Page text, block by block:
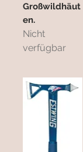
Großwildhäut
en.
Nicht
verfügbar